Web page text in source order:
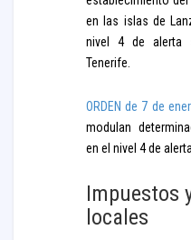
en las islas de
nivel 4 de alerta
Tenerife.
ORDEN de 7 de
modulan
en el nivel 4 de
Impuestos
locales